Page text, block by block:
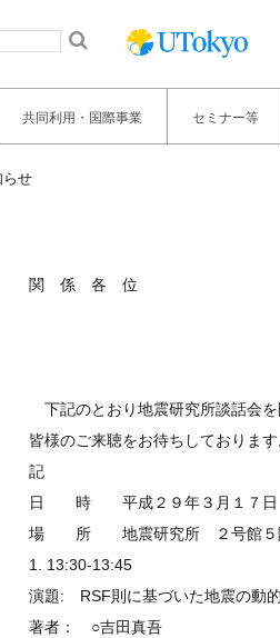
共同利用・国際事業 セミナー等
らせ
関 係 各 位
下記のとおり地震研究所談話会を
皆様のご来聴をお待ちしております
記
日 時 平成２９年３月１７日（
場 所 地震研究所 ２号館５階
1. 13:30-13:45
演題: RSF則に基づいた地震の動
著者： ○吉田真吾